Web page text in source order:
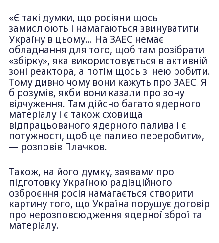
«Є такі думки, що росіяни щось
замислюють і намагаються звинуватити
Україну в цьому… На ЗАЕС немає
обладнання для того, щоб там розібрати
«збірку», яка використовується в активній
зоні реактора, а потім щось з нею робити.
Тому дивно чому вони кажуть про ЗАЕС. Я
б розумів, якби вони казали про зону
відчуження. Там дійсно багато ядерного
матеріалу і є також сховища
відпрацьованого ядерного палива і є
потужності, щоб це паливо переробити»,
— розповів Плачков.
Також, на його думку, заявами про
підготовку Україною радіаційного
озброєння росія намагається створити
картину того, що Україна порушує договір
про нерозповсюдження ядерної зброї та
матеріалу.